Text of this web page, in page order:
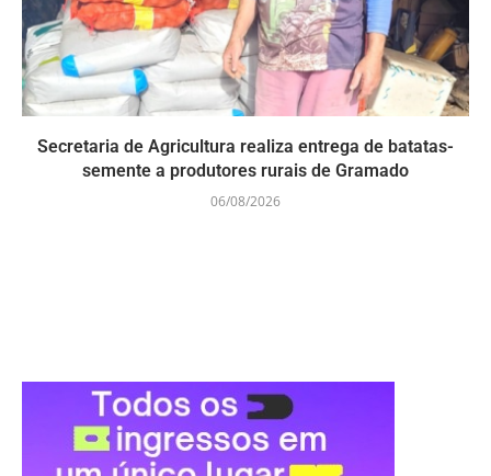
Secretaria de Agricultura realiza entrega de batatas-
semente a produtores rurais de Gramado
06/08/2026